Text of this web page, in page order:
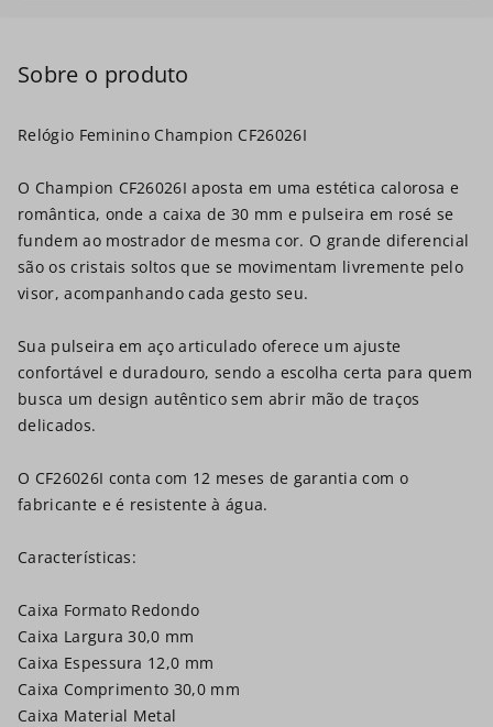
Relógio Feminino Champion CF26026I
O Champion CF26026I aposta em uma estética calorosa e
romântica, onde a caixa de 30 mm e pulseira em rosé se
fundem ao mostrador de mesma cor. O grande diferencial
são os cristais soltos que se movimentam livremente pelo
visor, acompanhando cada gesto seu.
Sua pulseira em aço articulado oferece um ajuste
confortável e duradouro, sendo a escolha certa para quem
busca um design autêntico sem abrir mão de traços
delicados.
O CF26026I conta com 12 meses de garantia com o
fabricante e é resistente à água.
Características:
Caixa Formato Redondo
Caixa Largura 30,0 mm
Caixa Espessura 12,0 mm
Caixa Comprimento 30,0 mm
Caixa Material Metal